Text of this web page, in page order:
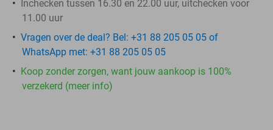
Inchecken tussen 16.30 en 22.00 uur, uitchecken voor
11.00 uur
Vragen over de deal? Bel: +31 88 205 05 05 of
WhatsApp met: +31 88 205 05 05
Koop zonder zorgen, want jouw aankoop is 100%
verzekerd (meer info)